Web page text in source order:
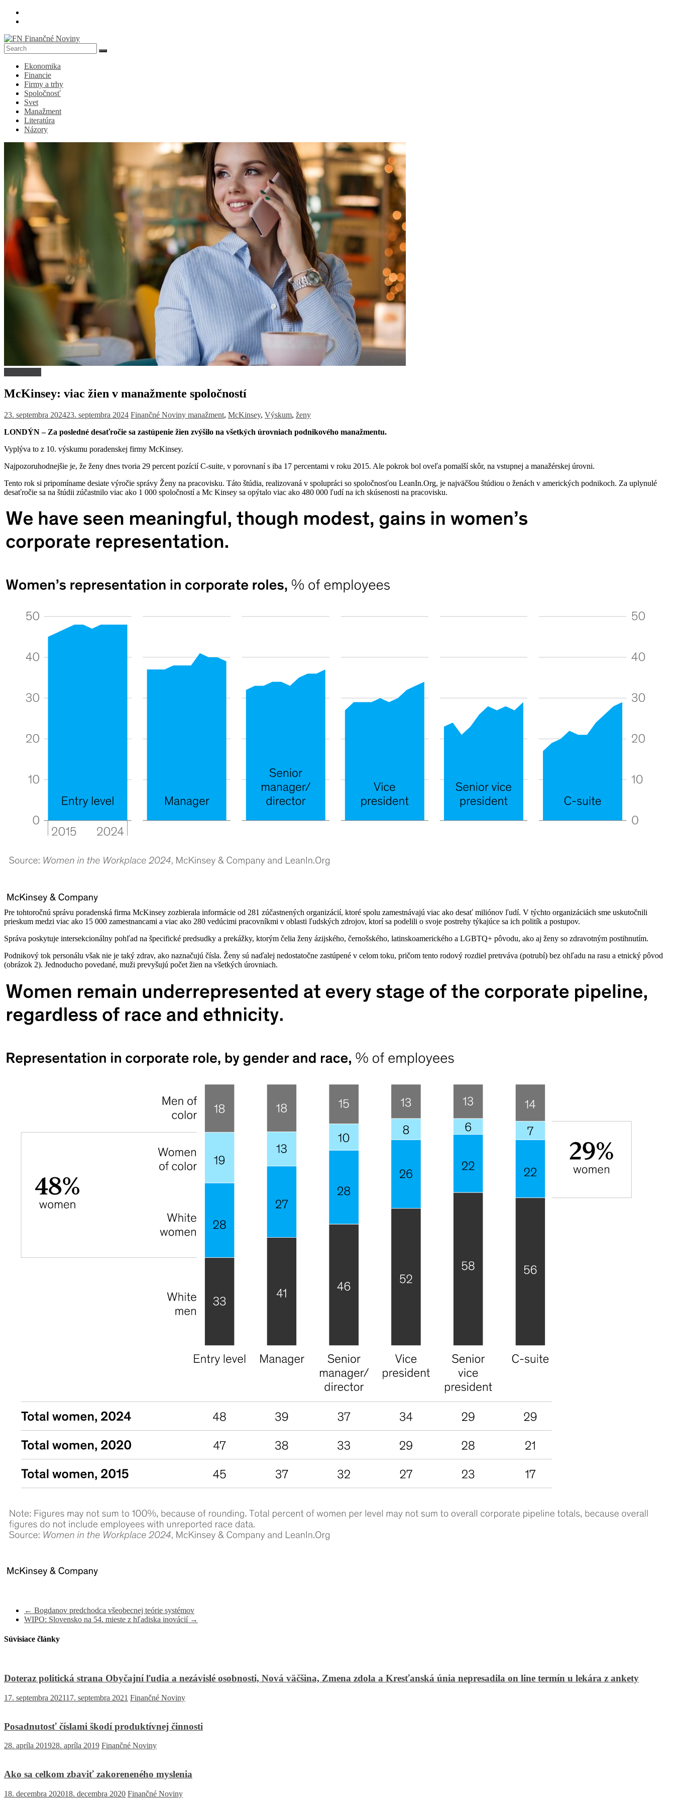
Skip
FN
Finančné
Noviny
Denník
ekonomike
spoločnosti
Ekonomika
Financie
Firmy a trhy
Spoločnosť
Svet
Manažment
Literatúra
Názory
McKinsey: viac žien v manažmente spoločností
23. septembra 202423. septembra 2024 Finančné Noviny manažment, McKinsey, Výskum, ženy
LONDÝN – Za posledné desaťročie sa zastúpenie žien zvýšilo na všetkých úrovniach podnikového manažmentu.
Vyplýva to z 10. výskumu poradenskej firmy McKinsey.
Najpozoruhodnejšie je, že ženy dnes tvoria 29 percent pozícií C-suite, v porovnaní s iba 17 percentami v roku 2015. Ale pokrok bol oveľa pomalší skôr, na vstupnej a manažérskej úrovni.
Tento rok si pripomíname desiate výročie správy Ženy na pracovisku. Táto štúdia, realizovaná v spolupráci so spoločnosťou LeanIn.Org, je najväčšou štúdiou o ženách v amerických podnikoch. Za uplynulé
desaťročie sa na štúdii zúčastnilo viac ako 1 000 spoločností a Mc Kinsey sa opýtalo viac ako 480 000 ľudí na ich skúsenosti na pracovisku.
Pre tohtoročnú správu poradenská firma McKinsey zozbierala informácie od 281 zúčastnených organizácií, ktoré spolu zamestnávajú viac ako desať miliónov ľudí. V týchto organizáciách sme uskutočnili
prieskum medzi viac ako 15 000 zamestnancami a viac ako 280 vedúcimi pracovníkmi v oblasti ľudských zdrojov, ktorí sa podelili o svoje postrehy týkajúce sa ich politík a postupov.
Správa poskytuje intersekcionálny pohľad na špecifické predsudky a prekážky, ktorým čelia ženy ázijského, černošského, latinskoamerického a LGBTQ+ pôvodu, ako aj ženy so zdravotným postihnutím.
Podnikový tok personálu však nie je taký zdrav, ako naznačujú čísla. Ženy sú naďalej nedostatočne zastúpené v celom toku, pričom tento rodový rozdiel pretrváva (potrubí) bez ohľadu na rasu a etnický pôvod
(obrázok 2). Jednoducho povedané, muži prevyšujú počet žien na všetkých úrovniach.
← Bogdanov predchodca všeobecnej teórie systémov
WIPO: Slovensko na 54. mieste z hľadiska inovácií →
Súvisiace články
Doteraz politická strana Obyčajní ľudia a nezávislé osobnosti, Nová väčšina, Zmena zdola a Kresťanská únia nepresadila on line termín u lekára z ankety
17. septembra 202117. septembra 2021 Finančné Noviny
Posadnutosť číslami škodí produktívnej činnosti
28. apríla 201928. apríla 2019 Finančné Noviny
Ako sa celkom zbaviť zakoreneného myslenia
18. decembra 202018. decembra 2020 Finančné Noviny